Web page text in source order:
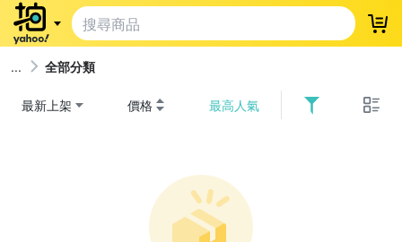
登
全部分類
最新上架 價格 最高人氣